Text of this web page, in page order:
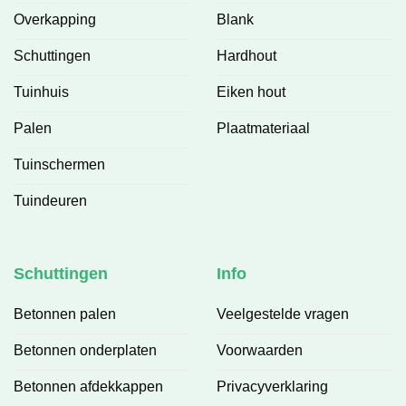
Overkapping
Schuttingen
Tuinhuis
Palen
Tuinschermen
Tuindeuren
Blank
Hardhout
Eiken hout
Plaatmateriaal
Schuttingen
Betonnen palen
Betonnen onderplaten
Betonnen afdekkappen
Info
Veelgestelde vragen
Voorwaarden
Privacyverklaring